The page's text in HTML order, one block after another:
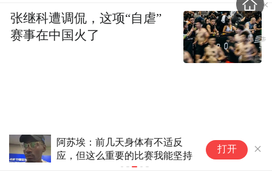
阿苏埃：前几天身体有不适反
应，但这么重要的比赛我能坚持
打开
张继科遭调侃，这项“自虐”
赛事在中国火了